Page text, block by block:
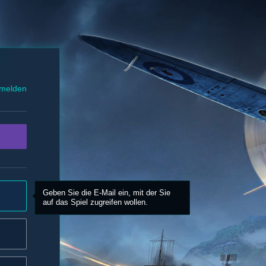
Geben Sie die E-Mail ein, mit der Sie
auf das Spiel zugreifen wollen.